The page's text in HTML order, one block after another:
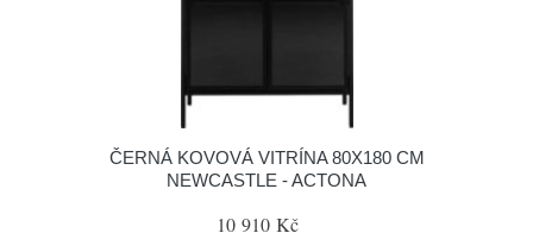
ČERNÁ KOVOVÁ VITRÍNA 80X180 CM
NEWCASTLE - ACTONA
10 910 Kč